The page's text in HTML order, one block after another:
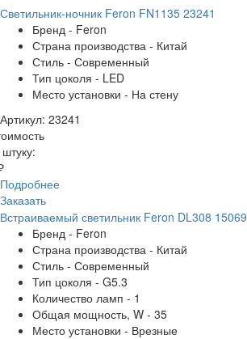
Светильник-ночник Feron FN1135 23241
Бренд - Feron
Страна производства - Китай
Стиль - Современный
Тип цоколя - LED
Место установки - На стену
Артикул: 23241
Подробнее
Заказать
Встраиваемый светильник Feron DL308 15069
Бренд - Feron
Страна производства - Китай
Стиль - Современный
Тип цоколя - G5.3
Количество ламп - 1
Общая мощность, W - 35
Место установки - Врезные